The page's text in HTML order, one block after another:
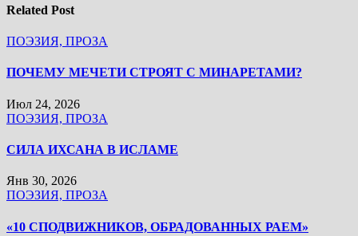
Related Post
ПОЭЗИЯ, ПРОЗА
ПОЧЕМУ МЕЧЕТИ СТРОЯТ С МИНАРЕТАМИ?
Июл 24, 2026
ПОЭЗИЯ, ПРОЗА
СИЛА ИХСАНА В ИСЛАМЕ
Янв 30, 2026
ПОЭЗИЯ, ПРОЗА
«10 СПОДВИЖНИКОВ, ОБРАДОВАННЫХ РАЕМ»